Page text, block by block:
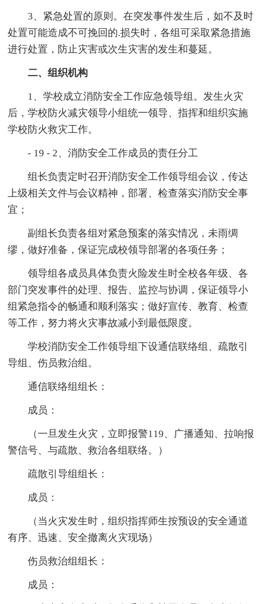
3、紧急处置的原则。在突发事件发生后，如不及时
处置可能造成不可挽回的.损失时，各组可采取紧急措施
进行处置，防止灾害或次生灾害的发生和蔓延。
二、组织机构
1、学校成立消防安全工作应急领导组。发生火灾
后，学校防火减灾领导小组统一领导、指挥和组织实施
学校防火救灾工作。
- 19 - 2、消防安全工作成员的责任分工
组长负责定时召开消防安全工作领导组会议，传达
上级相关文件与会议精神，部署、检查落实消防安全事
宜；
副组长负责各组对紧急预案的落实情况，未雨绸
缪，做好准备，保证完成校领导部署的各项任务；
领导组各成员具体负责火险发生时全校各年级、各
部门突发事件的处理、报告、监控与协调，保证领导小
组紧急指令的畅通和顺利落实；做好宣传、教育、检查
等工作，努力将火灾事故减小到最低限度。
学校消防安全工作领导组下设通信联络组、疏散引
导组、伤员救治组。
通信联络组组长：
成员：
（一旦发生火灾，立即报警119、广播通知、拉响报
警信号、与疏散、救治各组联络。）
疏散引导组组长：
成员：
（当火灾发生时，组织指挥师生按预设的安全通道
有序、迅速、安全撤离火灾现场）
伤员救治组组长：
成员：